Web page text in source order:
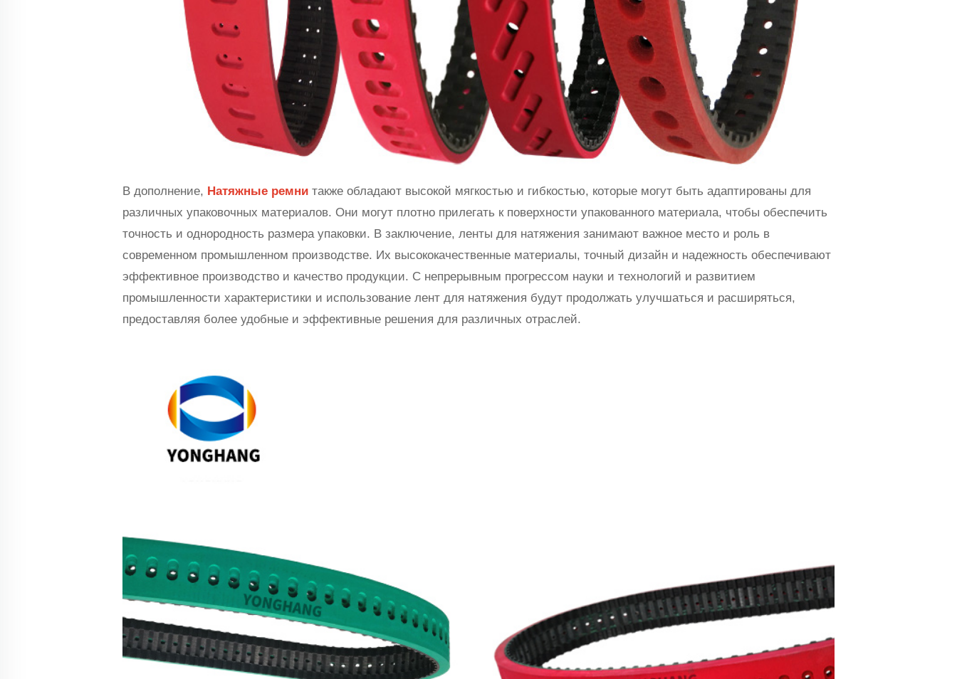
В дополнение, Натяжные ремни также обладают высокой мягкостью и гибкостью, которые могут быть адаптированы для
различных упаковочных материалов. Они могут плотно прилегать к поверхности упакованного материала, чтобы обеспечить
точность и однородность размера упаковки. В заключение, ленты для натяжения занимают важное место и роль в
современном промышленном производстве. Их высококачественные материалы, точный дизайн и надежность обеспечивают
эффективное производство и качество продукции. С непрерывным прогрессом науки и технологий и развитием
промышленности характеристики и использование лент для натяжения будут продолжать улучшаться и расширяться,
предоставляя более удобные и эффективные решения для различных отраслей.